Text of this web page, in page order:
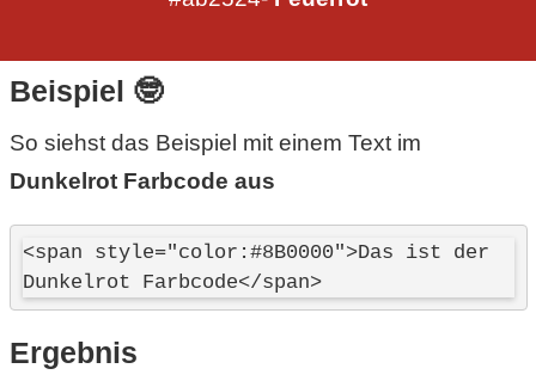
Beispiel 🤓
So siehst das Beispiel mit einem Text im
Dunkelrot Farbcode aus
<span style="color:#8B0000">Das ist der
Dunkelrot Farbcode</span>
Ergebnis